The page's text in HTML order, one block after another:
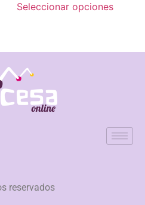
Seleccionar opciones
reservados